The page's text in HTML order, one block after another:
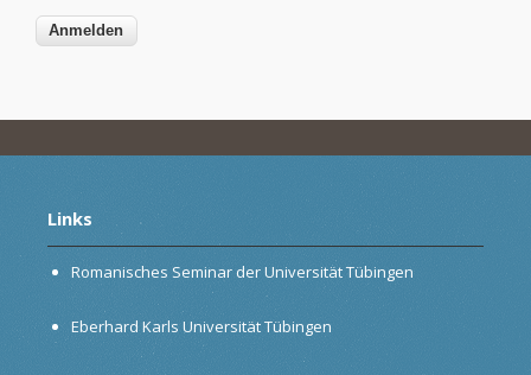
Links
Romanisches Seminar der Universität Tübingen
Eberhard Karls Universität Tübingen